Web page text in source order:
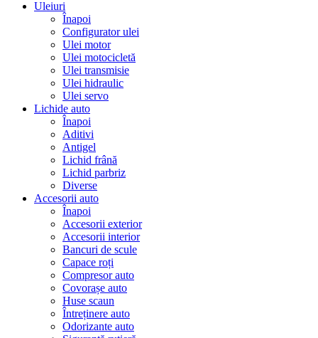
Uleiuri
Înapoi
Configurator ulei
Ulei motor
Ulei motocicletă
Ulei transmisie
Ulei hidraulic
Ulei servo
Lichide auto
Înapoi
Aditivi
Antigel
Lichid frână
Lichid parbriz
Diverse
Accesorii auto
Înapoi
Accesorii exterior
Accesorii interior
Bancuri de scule
Capace roți
Compresor auto
Covorașe auto
Huse scaun
Întreținere auto
Odorizante auto